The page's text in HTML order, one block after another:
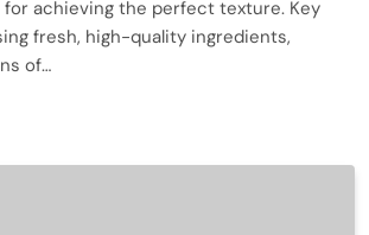
achieving the perfect texture. Key
fresh, high-quality ingredients,
of…